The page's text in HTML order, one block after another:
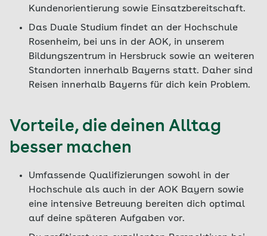
Kundenorientierung sowie Einsatzbereitschaft.
Das Duale Studium findet an der Hochschule
Rosenheim, bei uns in der AOK, in unserem
Bildungszentrum in Hersbruck sowie an weiteren
Standorten innerhalb Bayerns statt. Daher sind
Reisen innerhalb Bayerns für dich kein Problem.
Vorteile, die deinen Alltag
besser machen
Umfassende Qualifizierungen sowohl in der
Hochschule als auch in der AOK Bayern sowie
eine intensive Betreuung bereiten dich optimal
auf deine späteren Aufgaben vor.